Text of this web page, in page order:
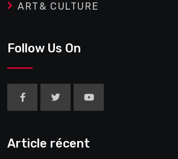
ART& CULTURE
Follow Us On
Article récent